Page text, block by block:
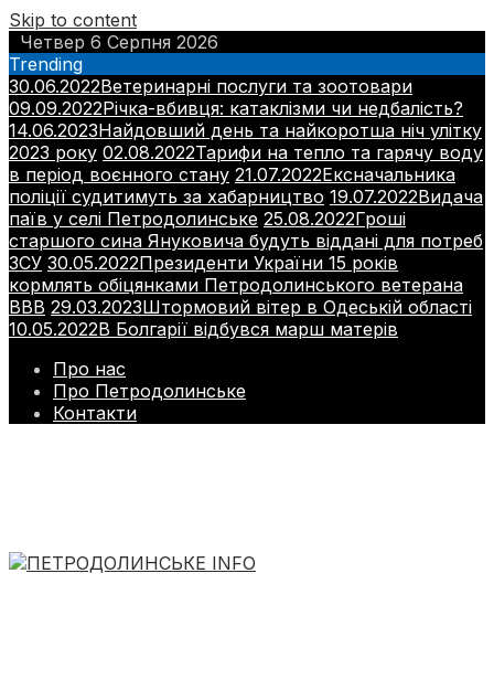
Skip to content
Четвер 6 Серпня 2026
Trending
30.06.2022Ветеринарні послуги та зоотовари
09.09.2022Річка-вбивця: катаклізми чи недбалість?
14.06.2023Найдовший день та найкоротша ніч улітку
2023 року 02.08.2022Тарифи на тепло та гарячу воду
в період воєнного стану 21.07.2022Ексначальника
поліції судитимуть за хабарництво 19.07.2022Видача
паїв у селі Петродолинське 25.08.2022Гроші
старшого сина Януковича будуть віддані для потреб
ЗСУ 30.05.2022Президенти України 15 років
кормлять обіцянками Петродолинського ветерана
ВВВ 29.03.2023Штормовий вітер в Одеській області
10.05.2022В Болгарії відбувся марш матерів
Про нас
Про Петродолинське
Контакти